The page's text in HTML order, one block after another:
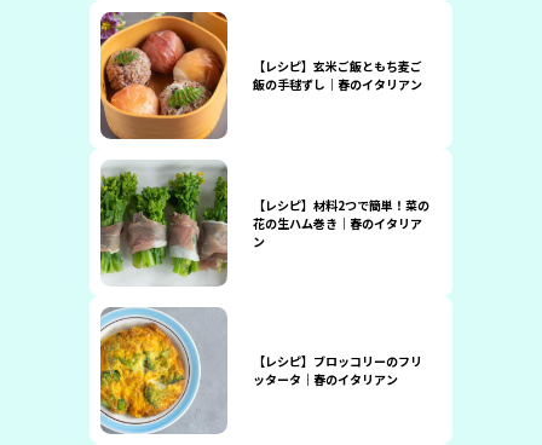
【レシピ】玄米ご飯ともち麦ご
飯の手毬ずし｜春のイタリアン
【レシピ】材料2つで簡単！菜の
花の生ハム巻き｜春のイタリア
ン
【レシピ】ブロッコリーのフリ
ッタータ｜春のイタリアン